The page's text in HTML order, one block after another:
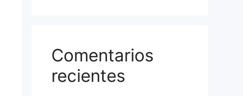
Comentarios
recientes